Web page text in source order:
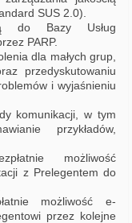
SUS 2.0).
do Bazy Usług
PARP.
dla małych grup,
przedyskutowaniu
i wyjaśnieniu
komunikacji, w tym
przykładów,
możliwość
z Prelegentem do
możliwość e-
przez kolejne